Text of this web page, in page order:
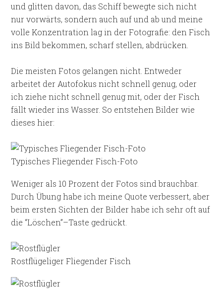
und glitten davon, das Schiff bewegte sich nicht
nur vorwärts, sondern auch auf und ab und meine
volle Konzentration lag in der Fotografie: den Fisch
ins Bild bekommen, scharf stellen, abdrücken.
Die meisten Fotos gelangen nicht. Entweder
arbeitet der Autofokus nicht schnell genug, oder
ich ziehe nicht schnell genug mit, oder der Fisch
fällt wieder ins Wasser. So entstehen Bilder wie
dieses hier:
Typisches Fliegender Fisch-Foto
Weniger als 10 Prozent der Fotos sind brauchbar.
Durch Übung habe ich meine Quote verbessert, aber
beim ersten Sichten der Bilder habe ich sehr oft auf
die “Löschen”–Taste gedrückt.
Rostflügeliger Fliegender Fisch